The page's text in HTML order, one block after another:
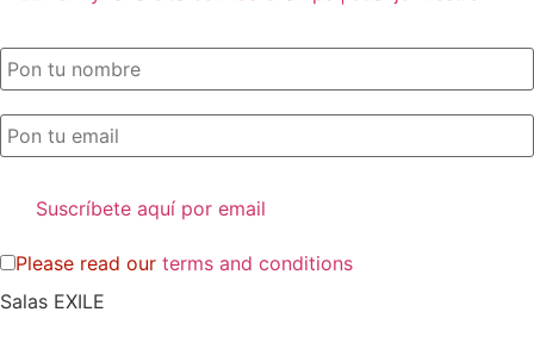
Please read our terms and conditions
Salas EXILE